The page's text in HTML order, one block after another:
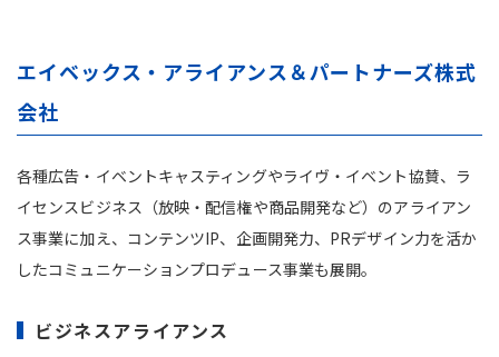
エイベックス・アライアンス＆パートナーズ株式
会社
各種広告・イベントキャスティングやライヴ・イベント協賛、ラ
イセンスビジネス（放映・配信権や商品開発など）のアライアン
ス事業に加え、コンテンツIP、企画開発力、PRデザイン力を活か
したコミュニケーションプロデュース事業も展開。
ビジネスアライアンス